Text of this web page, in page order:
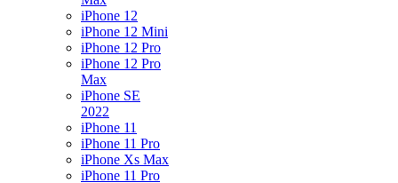
iPhone 12
iPhone 12 Mini
iPhone 12 Pro
iPhone 12 Pro
Max
iPhone SE
2022
iPhone 11
iPhone 11 Pro
iPhone Xs Max
iPhone 11 Pro